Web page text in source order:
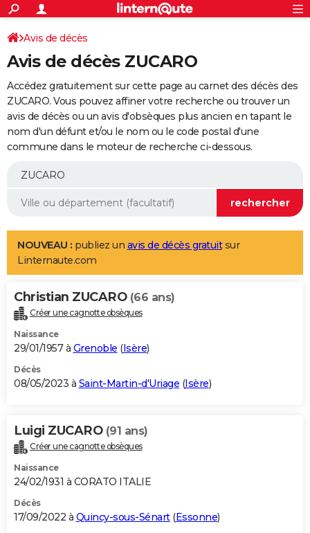
ACTUALITÉS
Politique
Société
Faits Divers
Education
Monde
Villes
+
SPORT
Coupe du monde 2026
Football
Tennis
Cyclisme
Rugby
Forum
Programme TV
TNT
Streaming
Cinéma
Sorties cinéma
Musique
+
FINANCE
Retraite
Epargne
Immobilier
Risques naturels par ville
Banque
Assurance
AUTO
Essais
Réserver un essai
Citadines
Berlines
SUV
Forum auto
+
Mobiles
Meilleur smartphone
Internet
Ordinateurs
Jeux vidéo
Guide high-tech
Aménagement intérieur
LIFESTYLE
Art de vivre
Bien-être
Loisirs
Mode
Modes de vie
Alimentation
Guide de la santé
Maladies
Médicaments
Sommeil
VOYAGE
Destinations
City break
Voyage nature
Voyage de noces
Forum
Climat
+PHOTO
GUIDES D'ACHAT
BONS PLANS
Carte de Noël
Carte Bonne année
Carte Saint-Valentin
Carte Pâques
Carte d'anniversaire
DICTIONNAIRE
Dictionnaire
Biographies
Citations
Expressions
Proverbes
PROGRAMME TV
S'inscrire
Se connecter
Lycées
Collèges
Primaires
Universités
Entreprises
Service militaire
Avis de recherche
AVIS DE DÉCÈS
Avis de décès
Avis de décès ZUCARO
Accédez gratuitement sur cette page au carnet des décès des
ZUCARO. Vous pouvez affiner votre recherche ou trouver un
avis de décès ou un avis d'obsèques plus ancien en tapant le
nom d'un défunt et/ou le nom ou le code postal d'une
commune dans le moteur de recherche ci-dessous.
NOUVEAU : publiez un avis de décès gratuitsur
Linternaute.com
Christian ZUCARO (66 ans)
Créer une cagnotte obsèques
Naissance
29/01/1957 à Grenoble (Isère)
Décès
08/05/2023 à Saint-Martin-d'Uriage (Isère)
Luigi ZUCARO (91 ans)
Créer une cagnotte obsèques
Naissance
24/02/1931 à CORATO ITALIE
Décès
17/09/2022 à Quincy-sous-Sénart(Essonne)